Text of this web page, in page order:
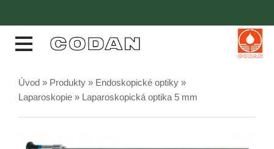
Úvod » Produkty » Endoskopické optiky »
Laparoskopie » Laparoskopická optika 5 mm